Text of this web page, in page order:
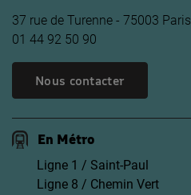
37 rue de Turenne - 75003 Paris
01 44 92 50 90
Nous contacter
En Métro
Ligne 1 / Saint-Paul
Ligne 8 / Chemin Vert